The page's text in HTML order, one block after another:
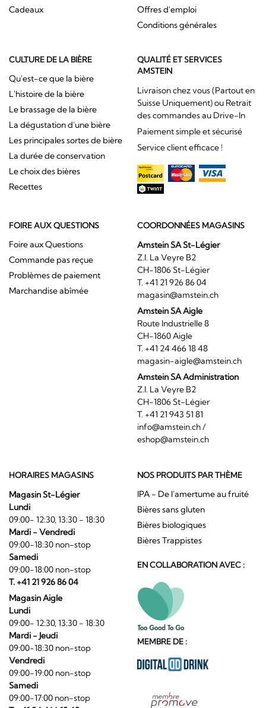
Cadeaux
Offres d'emploi
Conditions générales
CULTURE DE LA BIÈRE
Qu'est-ce que la bière
L'histoire de la bière
Le brassage de la bière
La dégustation d'une bière
Les principales sortes de bière
La durée de conservation
Le choix des bières
Recettes
QUALITÉ ET SERVICES
AMSTEIN
Livraison chez vous (Partout en
Suisse Uniquement) ou Retrait
des commandes au Drive-In
Paiement simple et sécurisé
Service client efficace !
FOIRE AUX QUESTIONS
Foire aux Questions
Commande pas reçue
Problèmes de paiement
Marchandise abîmée
COORDONNÉES MAGASINS
Amstein SA St-Légier
Z.I. La Veyre B2
CH-1806 St-Légier
T. +41 21 926 86 04
magasin@amstein.ch
Amstein SA Aigle
Route Industrielle 8
CH-1860 Aigle
T. +41 24 466 18 48
magasin-aigle@amstein.ch
Amstein SA Administration
Z.I. La Veyre B2
CH-1806 St-Légier
T. +41 21 943 51 81
info@amstein.ch/
eshop@amstein.ch
HORAIRES MAGASINS
Magasin St-Légier
Lundi
09:00- 12:30, 13:30 - 18:30
Mardi - Vendredi
09:00-18:30 non-stop
Samedi
09:00-18:00 non-stop
T. +41 21 926 86 04
Magasin Aigle
Lundi
09:00- 12:30, 13:30 - 18:30
Mardi - Jeudi
09:00-18:30 non-stop
Vendredi
09:00-19:00 non-stop
Samedi
09:00-17:00 non-stop
NOS PRODUITS PAR THÈME
IPA - De l'amertume au fruité
Bières sans gluten
Bières biologiques
Bières Trappistes
EN COLLABORATION AVEC :
MEMBRE DE :